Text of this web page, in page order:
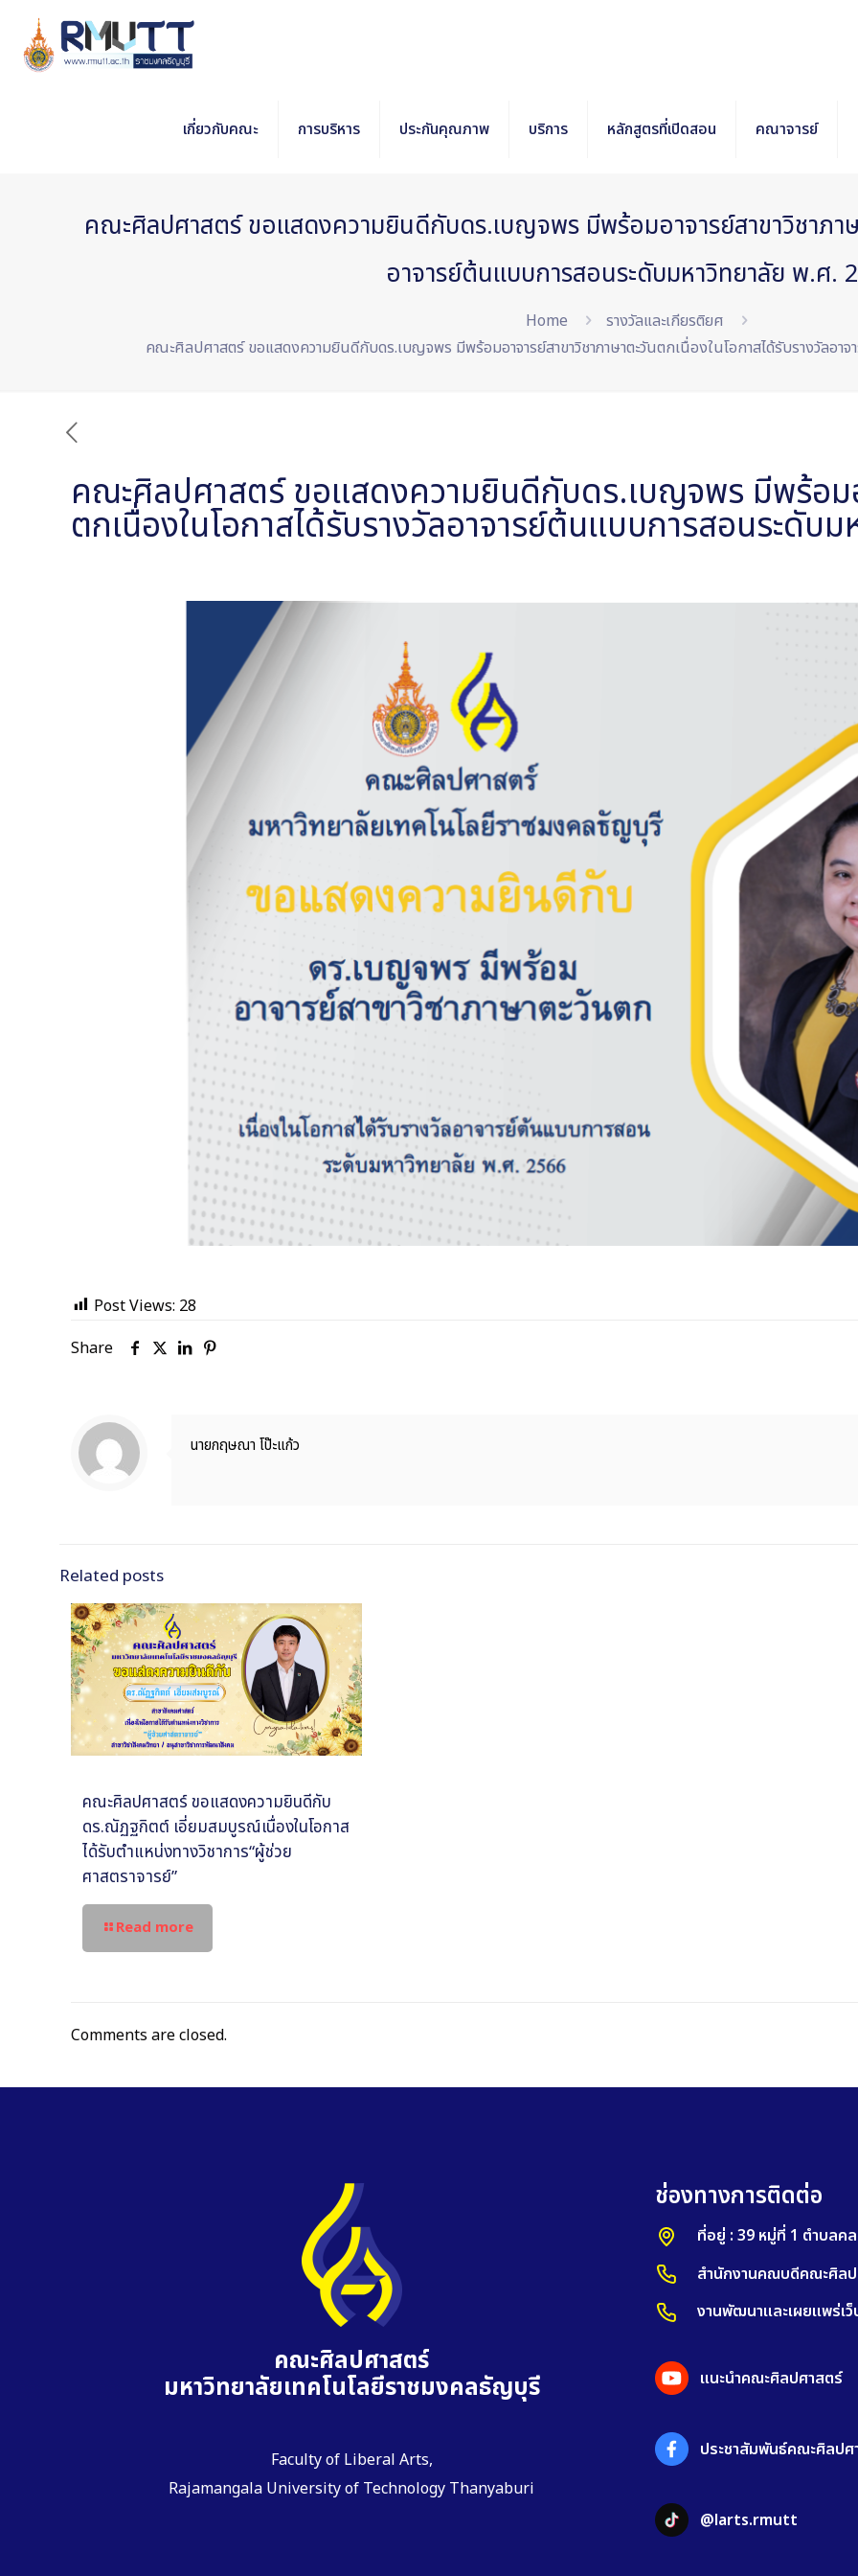
เกี่ยวกับคณะ การบริหาร ประกันคุณภาพ บริการ หลักสูตรที่เปิดสอน คณาจารย์
คณะศิลปศาสตร์ ขอแสดงความยินดีกับดร.เบญจพร มีพร้อมอาจารย์สาขาวิชาภาษ
อาจารย์ต้นแบบการสอนระดับมหาวิทยาลัย พ.ศ.
Home
รางวัลและเกียรติยศ
คณะศิลปศาสตร์ ขอแสดงความยินดีกับดร.เบญจพร มีพร้อมอาจารย์สาขาวิชาภาษาตะวันตกเนื่องในโอกาสได้รับรางวัลอา
คณะศิลปศาสตร์ ขอแสดงความยินดีกับดร.เบญจพร มีพร้อมอ
ตกเนื่องในโอกาสได้รับรางวัลอาจารย์ต้นแบบการสอนระดับ
Post Views: 28
Share
นายกฤษณา โป๊ะแก้ว
Related posts
คณะศิลปศาสตร์ ขอแสดงความยินดีกับ
ดร.ณัฏฐกิตต์ เอี่ยมสมบูรณ์เนื่องในโอกาส
ได้รับตำแหน่งทางวิชาการ“ผู้ช่วย
ศาสตราจารย์”
Read more
Comments are closed.
คณะศิลปศาสตร์
มหาวิทยาลัยเทคโนโลยีราชมงคลธัญบุรี
Faculty of Liberal Arts,
Rajamangala University of Technology Thanyaburi
ช่องทางการติดต่อ
ที่อยู่ : 39 หมู่ที่ 1 ตำบลคล
สำนักงานคณบดีคณะศิลป
งานพัฒนาและเผยแพร่เว็
แนะนำคณะศิลปศาสตร์
ประชาสัมพันธ์คณะศิลป
@larts.rmutt